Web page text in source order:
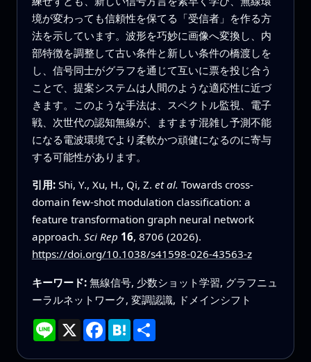
境が変わっても信頼性を保てる「受信者」を作る方
法を示しています。波形を巧妙に画像へ変換し、内
部特徴を調整して古い条件と新しい条件の橋渡しを
し、信号同士がグラフを通じて互いに票を投じ合う
ことで、提案システムは人間のような適応性に近づ
きます。このような手法は、スペクトル監視、電子
戦、次世代の認知無線が、ますます混雑し予測不能
になる電波環境でより柔軟かつ頑健になるのに寄与
する可能性があります。
引用: Shi, Y., Xu, H., Qi, Z. et al. Towards cross-
domain few-shot modulation classification: a
feature transformation graph neural network
approach. Sci Rep 16, 8706 (2026).
https://doi.org/10.1038/s41598-026-43563-z
キーワード: 無線信号, 少数ショット学習, グラフニュ
ーラルネットワーク, 変調認識, ドメインシフト
Line X Facebook
Hatena
共
有